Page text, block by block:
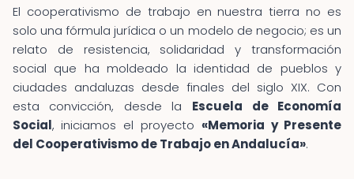
El cooperativismo de trabajo en nuestra tierra no es
solo una fórmula jurídica o un modelo de negocio; es un
relato de resistencia, solidaridad y transformación
social que ha moldeado la identidad de pueblos y
ciudades andaluzas desde finales del siglo XIX. Con
esta convicción, desde la Escuela de Economía
Social, iniciamos el proyecto «Memoria y Presente
del Cooperativismo de Trabajo en Andalucía».